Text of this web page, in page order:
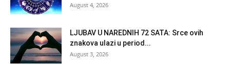
August 4, 2026
LJUBAV U NAREDNIH 72 SATA: Srce ovih
znakova ulazi u period...
August 3, 2026